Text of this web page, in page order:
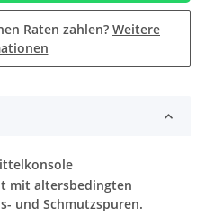
Raten zahlen? Weitere
mit altersbedingten
und Schmutzspuren.